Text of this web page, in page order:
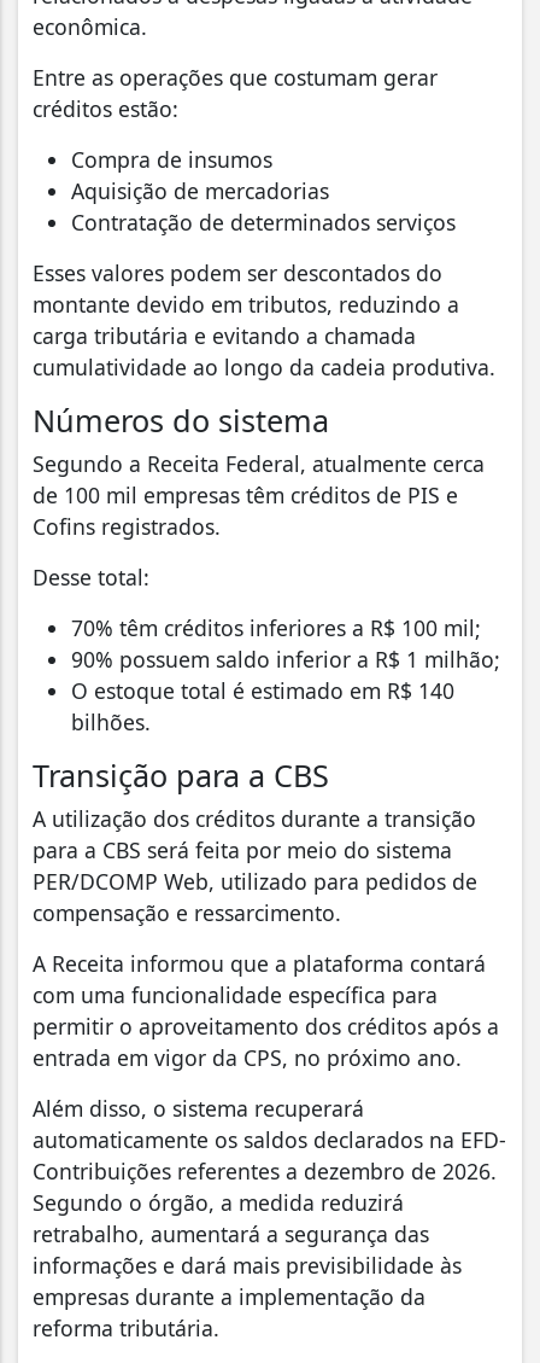
econômica.
Entre as operações que costumam gerar
créditos estão:
Compra de insumos
Aquisição de mercadorias
Contratação de determinados serviços
Esses valores podem ser descontados do
montante devido em tributos, reduzindo a
carga tributária e evitando a chamada
cumulatividade ao longo da cadeia produtiva.
Números do sistema
Segundo a Receita Federal, atualmente cerca
de 100 mil empresas têm créditos de PIS e
Cofins registrados.
Desse total:
70% têm créditos inferiores a R$ 100 mil;
90% possuem saldo inferior a R$ 1 milhão;
O estoque total é estimado em R$ 140
bilhões.
Transição para a CBS
A utilização dos créditos durante a transição
para a CBS será feita por meio do sistema
PER/DCOMP Web, utilizado para pedidos de
compensação e ressarcimento.
A Receita informou que a plataforma contará
com uma funcionalidade específica para
permitir o aproveitamento dos créditos após a
entrada em vigor da CPS, no próximo ano.
Além disso, o sistema recuperará
automaticamente os saldos declarados na EFD-
Contribuições referentes a dezembro de 2026.
Segundo o órgão, a medida reduzirá
retrabalho, aumentará a segurança das
informações e dará mais previsibilidade às
empresas durante a implementação da
reforma tributária.